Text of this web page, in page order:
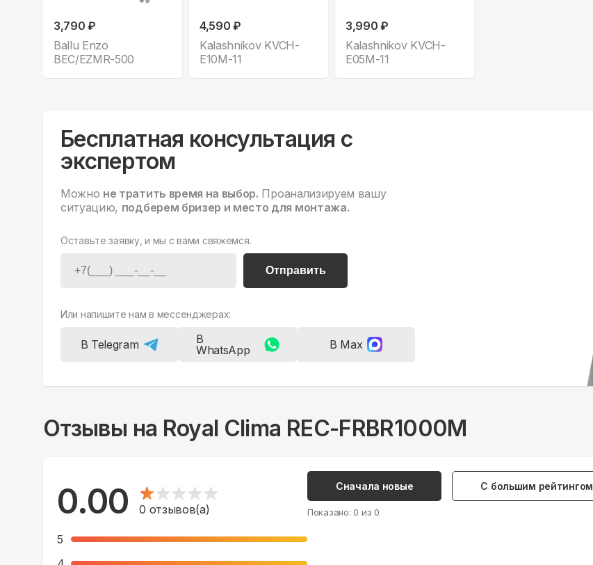
3,790 ₽
Ballu Enzo
BEC/EZMR-500
4,590 ₽
Kalashnikov KVCH-
E10M-11
3,990 ₽
Kalashnikov KVCH-
E05M-11
Бесплатная консультация с
экспертом
Можно не тратить время на выбор. Проанализируем вашу
ситуацию, подберем бризер и место для монтажа.
Оставьте заявку, и мы с вами свяжемся.
Отправить
Или напишите нам в мессенджерах:
В Telegram
В
WhatsApp
В Max
Отзывы на Royal Clima REC-FRBR1000M
0.00 0 отзывов(а)
5
Сначала новые С большим рейтингом
Показано: 0 из 0